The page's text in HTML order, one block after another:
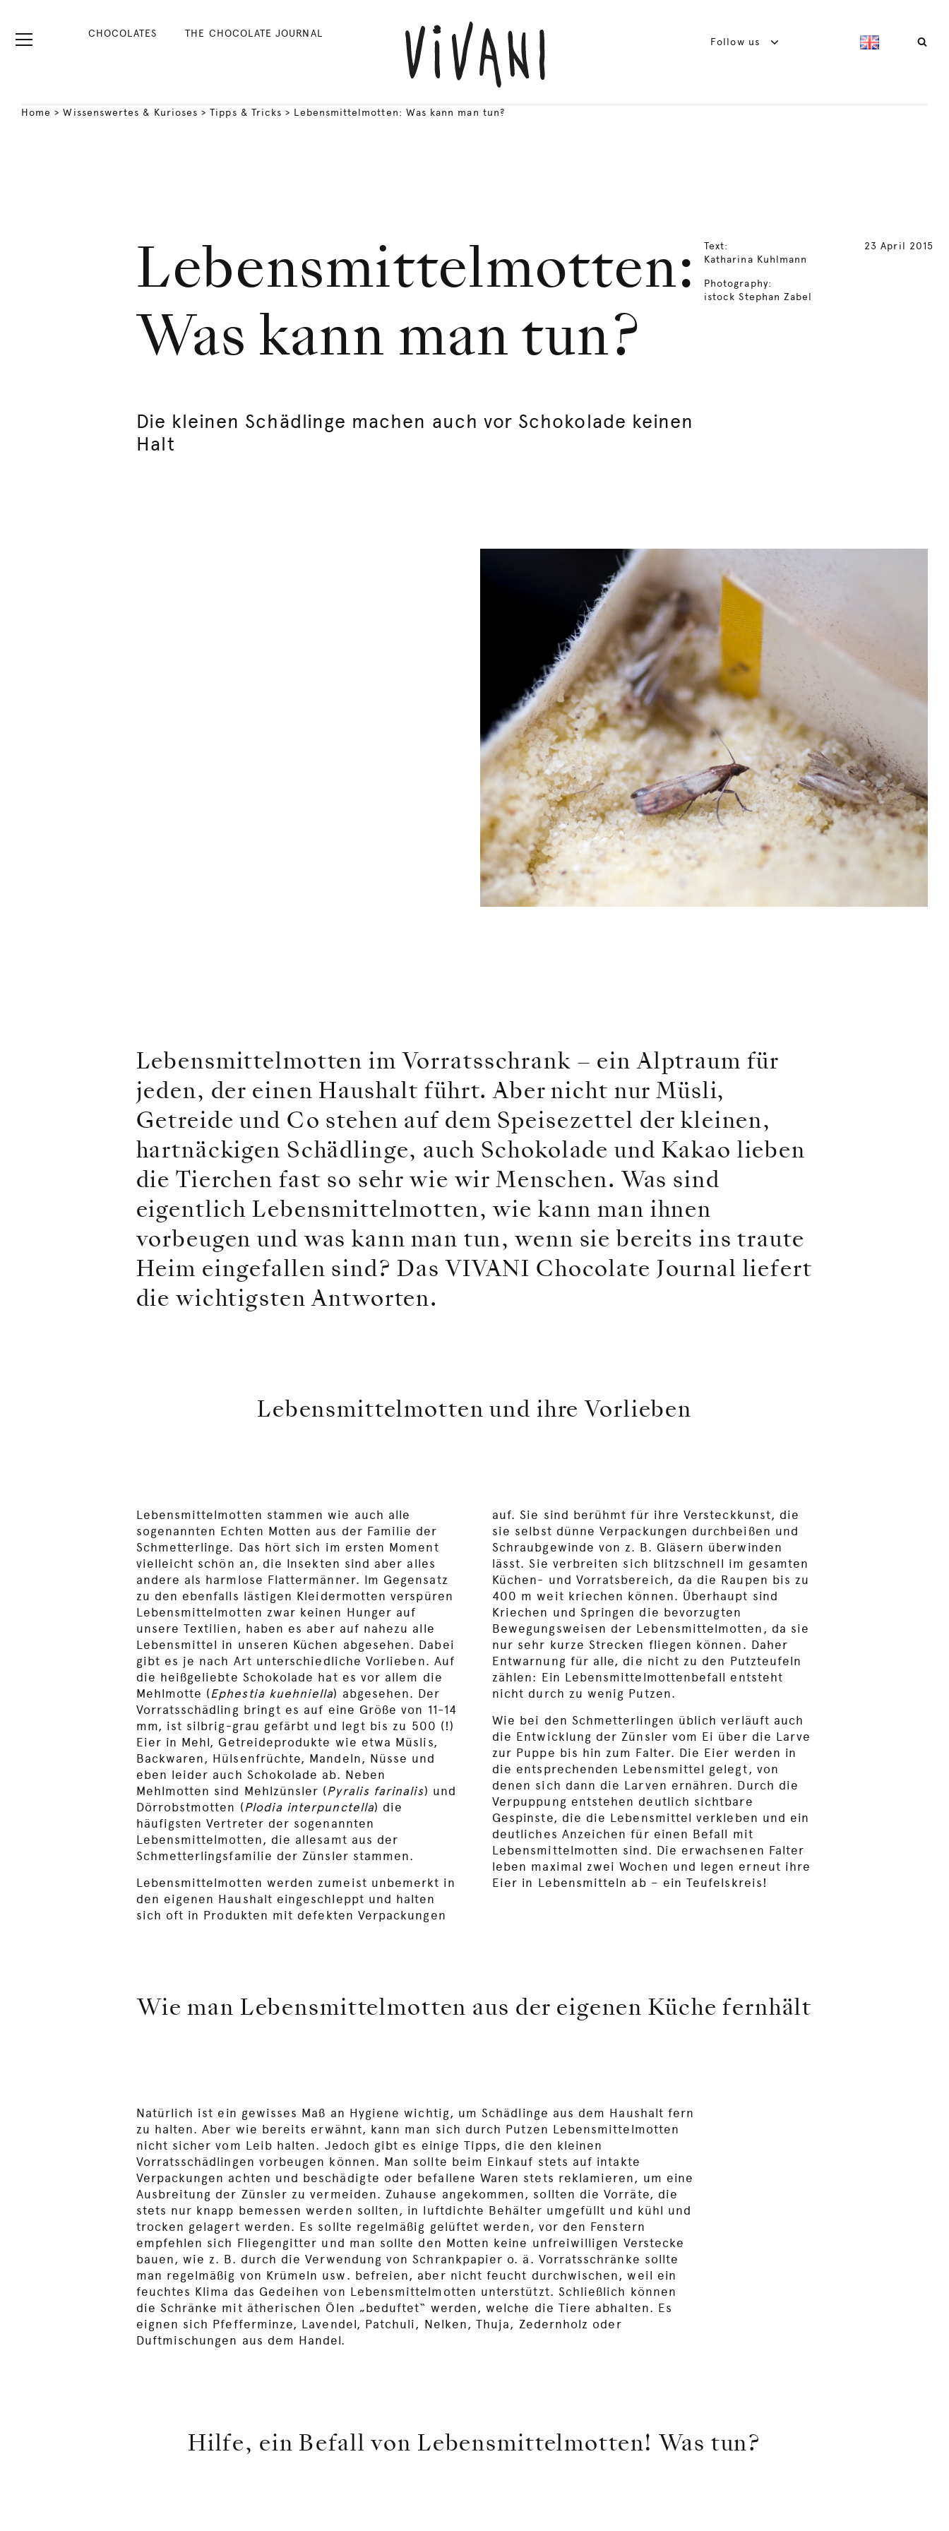
CHOCOLATES THE CHOCOLATE JOURNAL
Follow us
Home >Wissenswertes & Kurioses >Tipps & Tricks > Lebensmittelmotten: Was kann man tun?
Lebensmittelmotten:
Was kann man tun?
Die kleinen Schädlinge machen auch vor Schokolade keinen
Halt
Text:
Katharina Kuhlmann
Photography:
istock Stephan Zabel
23 April 2015
Lebensmittelmotten im Vorratsschrank – ein Alptraum für
jeden, der einen Haushalt führt. Aber nicht nur Müsli,
Getreide und Co stehen auf dem Speisezettel der kleinen,
hartnäckigen Schädlinge, auch Schokolade und Kakao lieben
die Tierchen fast so sehr wie wir Menschen. Was sind
eigentlich Lebensmittelmotten, wie kann man ihnen
vorbeugen und was kann man tun, wenn sie bereits ins traute
Heim eingefallen sind? Das VIVANI Chocolate Journal liefert
die wichtigsten Antworten.
Lebensmittelmotten und ihre Vorlieben
Lebensmittelmotten stammen wie auch alle
sogenannten Echten Motten aus der Familie der
Schmetterlinge. Das hört sich im ersten Moment
vielleicht schön an, die Insekten sind aber alles
andere als harmlose Flattermänner. Im Gegensatz
zu den ebenfalls lästigen Kleidermotten verspüren
Lebensmittelmotten zwar keinen Hunger auf
unsere Textilien, haben es aber auf nahezu alle
Lebensmittel in unseren Küchen abgesehen. Dabei
gibt es je nach Art unterschiedliche Vorlieben. Auf
die heißgeliebte Schokolade hat es vor allem die
Mehlmotte (Ephestia kuehniella) abgesehen. Der
Vorratsschädling bringt es auf eine Größe von 11-14
mm, ist silbrig-grau gefärbt und legt bis zu 500 (!)
Eier in Mehl, Getreideprodukte wie etwa Müslis,
Backwaren, Hülsenfrüchte, Mandeln, Nüsse und
eben leider auch Schokolade ab. Neben
Mehlmotten sind Mehlzünsler (Pyralis farinalis) und
Dörrobstmotten (Plodia interpunctella) die
häufigsten Vertreter der sogenannten
Lebensmittelmotten, die allesamt aus der
Schmetterlingsfamilie der Zünsler stammen.
Lebensmittelmotten werden zumeist unbemerkt in
den eigenen Haushalt eingeschleppt und halten
sich oft in Produkten mit defekten Verpackungen
auf. Sie sind berühmt für ihre Versteckkunst, die
sie selbst dünne Verpackungen durchbeißen und
Schraubgewinde von z. B. Gläsern überwinden
lässt. Sie verbreiten sich blitzschnell im gesamten
Küchen- und Vorratsbereich, da die Raupen bis zu
400 m weit kriechen können. Überhaupt sind
Kriechen und Springen die bevorzugten
Bewegungsweisen der Lebensmittelmotten, da sie
nur sehr kurze Strecken fliegen können. Daher
Entwarnung für alle, die nicht zu den Putzteufeln
zählen: Ein Lebensmittelmottenbefall entsteht
nicht durch zu wenig Putzen.
Wie bei den Schmetterlingen üblich verläuft auch
die Entwicklung der Zünsler vom Ei über die Larve
zur Puppe bis hin zum Falter. Die Eier werden in
die entsprechenden Lebensmittel gelegt, von
denen sich dann die Larven ernähren. Durch die
Verpuppung entstehen deutlich sichtbare
Gespinste, die die Lebensmittel verkleben und ein
deutliches Anzeichen für einen Befall mit
Lebensmittelmotten sind. Die erwachsenen Falter
leben maximal zwei Wochen und legen erneut ihre
Eier in Lebensmitteln ab – ein Teufelskreis!
Wie man Lebensmittelmotten aus der eigenen Küche fernhält
Natürlich ist ein gewisses Maß an Hygiene wichtig, um Schädlinge aus dem Haushalt fern
zu halten. Aber wie bereits erwähnt, kann man sich durch Putzen Lebensmittelmotten
nicht sicher vom Leib halten. Jedoch gibt es einige Tipps, die den kleinen
Vorratsschädlingen vorbeugen können. Man sollte beim Einkauf stets auf intakte
Verpackungen achten und beschädigte oder befallene Waren stets reklamieren, um eine
Ausbreitung der Zünsler zu vermeiden. Zuhause angekommen, sollten die Vorräte, die
stets nur knapp bemessen werden sollten, in luftdichte Behälter umgefüllt und kühl und
trocken gelagert werden. Es sollte regelmäßig gelüftet werden, vor den Fenstern
empfehlen sich Fliegengitter und man sollte den Motten keine unfreiwilligen Verstecke
bauen, wie z. B. durch die Verwendung von Schrankpapier o. ä. Vorratsschränke sollte
man regelmäßig von Krümeln usw. befreien, aber nicht feucht durchwischen, weil ein
feuchtes Klima das Gedeihen von Lebensmittelmotten unterstützt. Schließlich können
die Schränke mit ätherischen Ölen „beduftet“ werden, welche die Tiere abhalten. Es
eignen sich Pfefferminze, Lavendel, Patchuli, Nelken, Thuja, Zedernholz oder
Duftmischungen aus dem Handel.
Hilfe, ein Befall von Lebensmittelmotten! Was tun?